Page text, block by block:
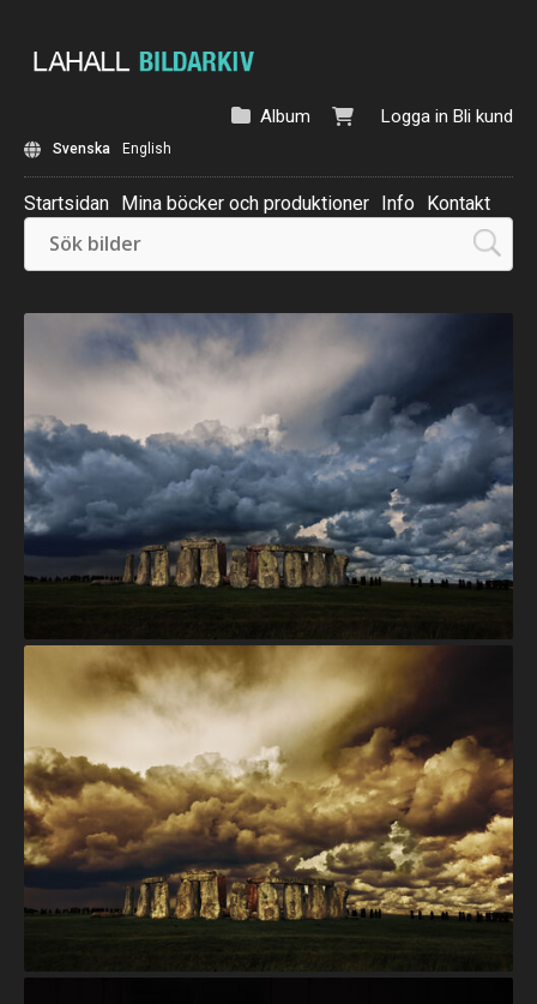
Logga in Bli kund
Album
Svenska English
Startsidan Mina böcker och produktioner Info Kontakt
Beställ: Kalender 2025